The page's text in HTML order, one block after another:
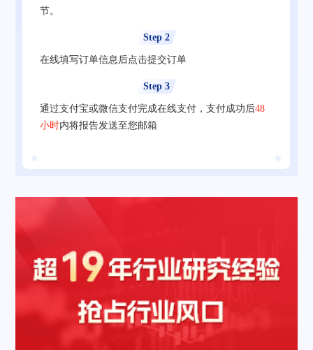
节。
Step 2
在线填写订单信息后点击提交订单
Step 3
通过支付宝或微信支付完成在线支付，支付成功后48
小时内将报告发送至您邮箱